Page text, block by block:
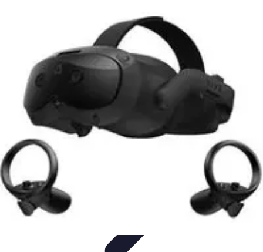
Estrategias de Aprendizaje
Educación Virtual Herramientas
Conocimiento Virtual